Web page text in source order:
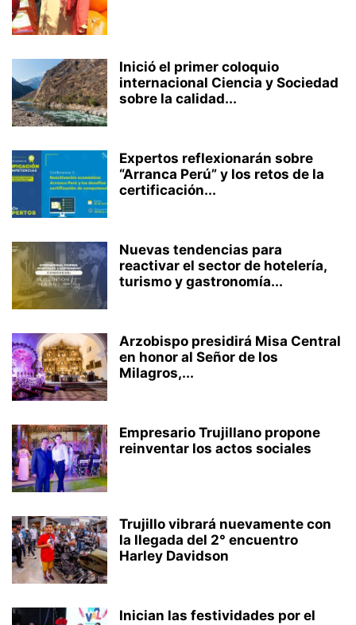
Inició el primer coloquio
internacional Ciencia y Sociedad
sobre la calidad...
Expertos reflexionarán sobre
“Arranca Perú” y los retos de la
certificación...
Nuevas tendencias para
reactivar el sector de hotelería,
turismo y gastronomía...
Arzobispo presidirá Misa Central
en honor al Señor de los
Milagros,...
Empresario Trujillano propone
reinventar los actos sociales
Trujillo vibrará nuevamente con
la llegada del 2° encuentro
Harley Davidson
Inician las festividades por el